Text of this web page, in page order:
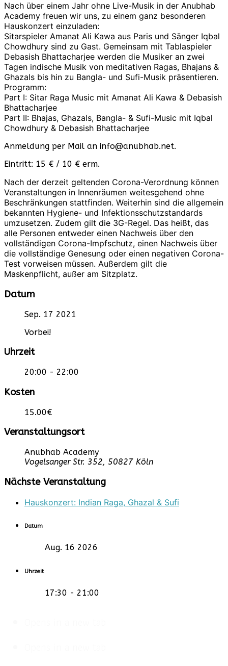
Nach über einem Jahr ohne Live-Musik in der Anubhab
Academy freuen wir uns, zu einem ganz besonderen
Hauskonzert einzuladen:
Sitarspieler Amanat Ali Kawa aus Paris und Sänger Iqbal
Chowdhury sind zu Gast. Gemeinsam mit Tablaspieler
Debasish Bhattacharjee werden die Musiker an zwei
Tagen indische Musik von meditativen Ragas, Bhajans &
Ghazals bis hin zu Bangla- und Sufi-Musik präsentieren.
Programm:
Part I: Sitar Raga Music mit Amanat Ali Kawa & Debasish
Bhattacharjee
Part II: Bhajas, Ghazals, Bangla- & Sufi-Music mit Iqbal
Chowdhury & Debasish Bhattacharjee
Anmeldung per Mail an info@anubhab.net.
Eintritt: 15 € / 10 € erm.
Nach der derzeit geltenden Corona-Verordnung können
Veranstaltungen in Innenräumen weitesgehend ohne
Beschränkungen stattfinden. Weiterhin sind die allgemein
bekannten Hygiene- und Infektionsschutzstandards
umzusetzen. Zudem gilt die 3G-Regel. Das heißt, das
alle Personen entweder einen Nachweis über den
vollständigen Corona-Impfschutz, einen Nachweis über
die vollständige Genesung oder einen negativen Corona-
Test vorweisen müssen. Außerdem gilt die
Maskenpflicht, außer am Sitzplatz.
Datum
Sep. 17 2021
Vorbei!
Uhrzeit
20:00 - 22:00
Kosten
15.00€
Veranstaltungsort
Anubhab Academy
Vogelsanger Str. 352, 50827 Köln
Nächste Veranstaltung
Hauskonzert: Indian Raga, Ghazal & Sufi
Datum
Aug. 16 2026
Uhrzeit
17:30 - 21:00